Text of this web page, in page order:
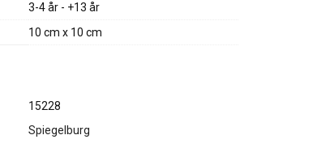
3-4 år - +13 år
10 cm x 10 cm
15228
Spiegelburg